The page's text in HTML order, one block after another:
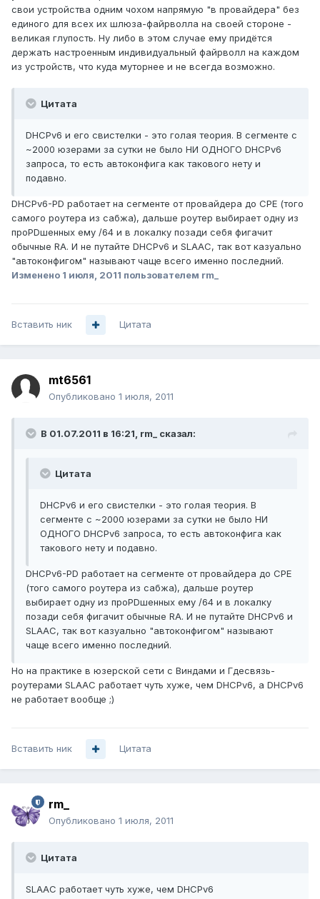
свои устройства одним чохом напрямую "в провайдера" без
единого для всех их шлюза-файрволла на своей стороне -
великая глупость. Ну либо в этом случае ему придётся
держать настроенным индивидуальный файрволл на каждом
из устройств, что куда муторнее и не всегда возможно.
Цитата
DHCPv6 и его свистелки - это голая теория. В сегменте с
~2000 юзерами за сутки не было НИ ОДНОГО DHCPv6
запроса, то есть автоконфига как такового нету и
подавно.
DHCPv6-PD работает на сегменте от провайдера до CPE (того
самого роутера из сабжа), дальше роутер выбирает одну из
проPDшенных ему /64 и в локалку позади себя фигачит
обычные RA. И не путайте DHCPv6 и SLAAC, так вот казуально
"автоконфигом" называют чаще всего именно последний.
Изменено 1 июля, 2011 пользователем rm_
Вставить ник Цитата
mt6561
Опубликовано 1 июля, 2011
В 01.07.2011 в 16:21, rm_ сказал:
Цитата
DHCPv6 и его свистелки - это голая теория. В
сегменте с ~2000 юзерами за сутки не было НИ
ОДНОГО DHCPv6 запроса, то есть автоконфига как
такового нету и подавно.
DHCPv6-PD работает на сегменте от провайдера до CPE
(того самого роутера из сабжа), дальше роутер
выбирает одну из проPDшенных ему /64 и в локалку
позади себя фигачит обычные RA. И не путайте DHCPv6 и
SLAAC, так вот казуально "автоконфигом" называют
чаще всего именно последний.
Но на практике в юзерской сети с Виндами и Гдесвязь-
роутерами SLAAC работает чуть хуже, чем DHCPv6, а DHCPv6
не работает вообще ;)
Вставить ник Цитата
rm_
Опубликовано 1 июля, 2011
Цитата
SLAAC работает чуть хуже, чем DHCPv6